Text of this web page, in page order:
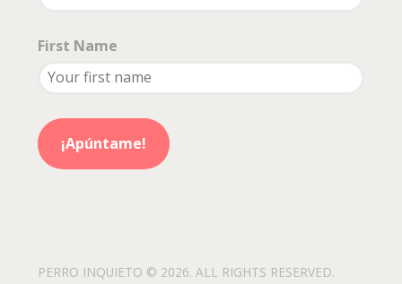
First Name
PERRO INQUIETO © 2026. ALL RIGHTS RESERVED.